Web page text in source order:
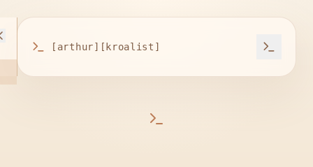
[arthur][kroalist]